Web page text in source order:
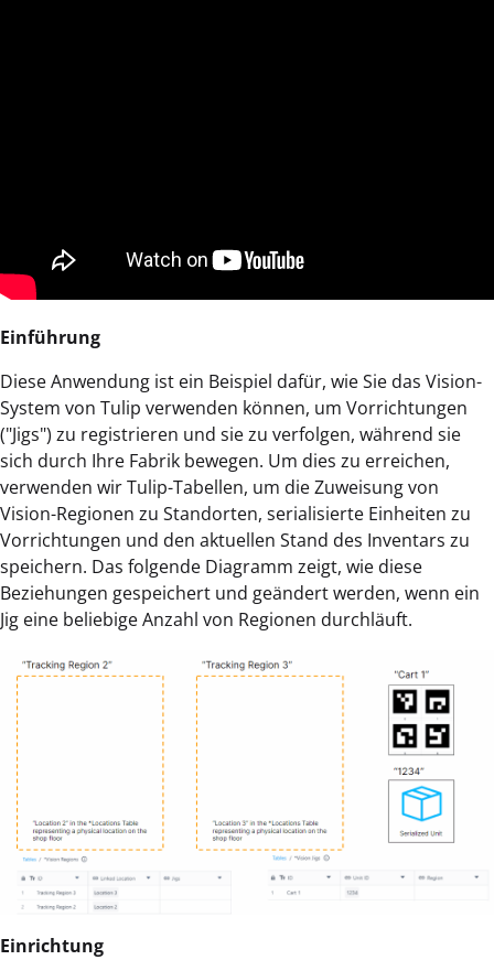
Einführung
Diese Anwendung ist ein Beispiel dafür, wie Sie das Vision-
System von Tulip verwenden können, um Vorrichtungen
("Jigs") zu registrieren und sie zu verfolgen, während sie
sich durch Ihre Fabrik bewegen. Um dies zu erreichen,
verwenden wir Tulip-Tabellen, um die Zuweisung von
Vision-Regionen zu Standorten, serialisierte Einheiten zu
Vorrichtungen und den aktuellen Stand des Inventars zu
speichern. Das folgende Diagramm zeigt, wie diese
Beziehungen gespeichert und geändert werden, wenn ein
Jig eine beliebige Anzahl von Regionen durchläuft.
Einrichtung